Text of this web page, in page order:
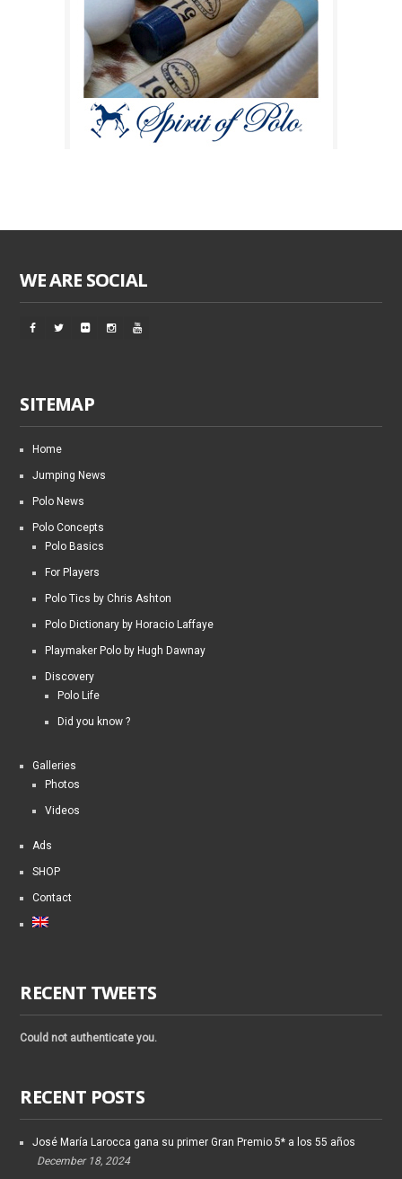
WE ARE SOCIAL
SITEMAP
Home
Jumping News
Polo News
Polo Concepts
Polo Basics
For Players
Polo Tics by Chris Ashton
Polo Dictionary by Horacio Laffaye
Playmaker Polo by Hugh Dawnay
Discovery
Polo Life
Did you know ?
Galleries
Photos
Videos
Ads
SHOP
Contact
RECENT TWEETS
Could not authenticate you.
RECENT POSTS
José María Larocca gana su primer Gran Premio 5* a los 55 años
December 18, 2024